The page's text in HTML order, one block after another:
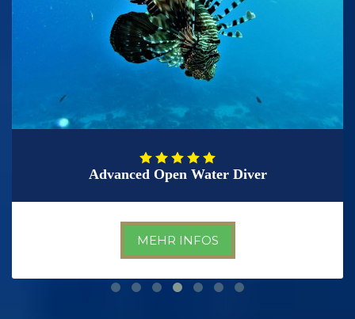
Advanced Open Water Diver
MEHR INFOS